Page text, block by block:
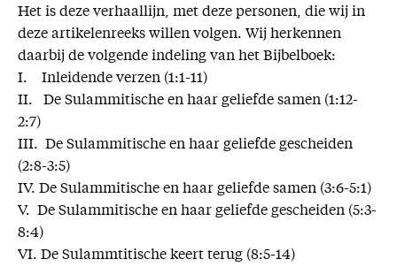
Het is deze verhaallijn, met deze personen, die wij in
deze artikelenreeks willen volgen. Wij herkennen
daarbij de volgende indeling van het Bijbelboek:
I. Inleidende verzen (1:1-11)
II. De Sulammitische en haar geliefde samen (1:12-
2:7)
III. De Sulammitische en haar geliefde gescheiden
(2:8-3:5)
IV. De Sulammitische en haar geliefde samen (3:6-5:1)
V. De Sulammitische en haar geliefde gescheiden (5:3-
8:4)
VI. De Sulammtitische keert terug (8:5-14)